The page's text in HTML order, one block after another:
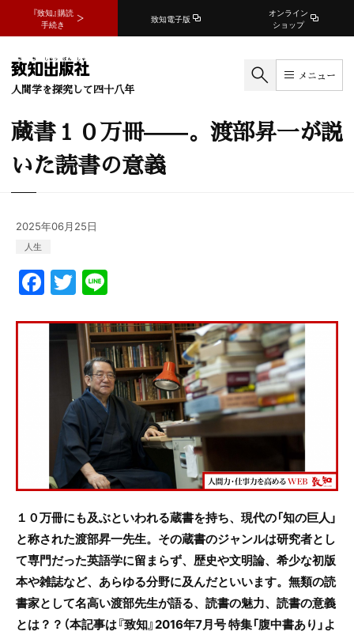
『致知』購読
手続き
致知電子版
オンライン
ショップ
人間学を探究して四十八年
メニュー
蔵書１０万冊——。渡部昇一が説
いた読書の意義
2025年06月25日
人生
F
a
c
o
k
T
w
itt
er
e
１０万冊にも及ぶといわれる蔵書を持ち、現代の「知の巨人」
と称された渡部昇一先生。その蔵書のジャンルは研究者とし
て専門だった英語学に留まらず、歴史や文明論、希少な初版
本や雑誌など、あらゆる分野に及んだといいます。無類の読
書家として名高い渡部先生が語る、読書の魅力、読書の意義
とは？？ （本記事は『致知』2016年7月号 特集「腹中書あり」よ